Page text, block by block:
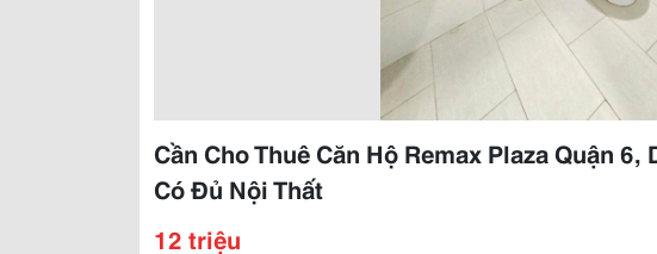
Cần Cho Thuê Căn Hộ Remax Plaza Quận 6,
Có Đủ Nội Thất
12 triệu